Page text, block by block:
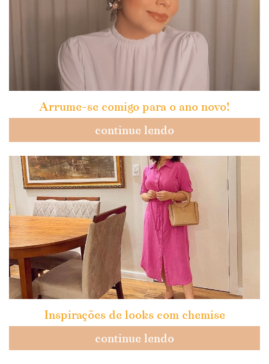
Arrume-se comigo para o ano novo!
continue lendo
Inspirações de looks com chemise
continue lendo